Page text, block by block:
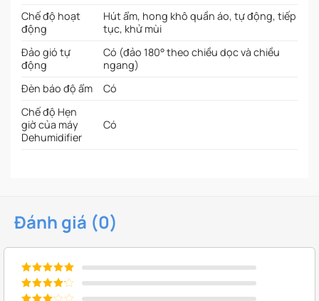
Chế độ hoạt
động
Hút ẩm, hong khô quần áo, tự động, tiếp
tục, khử mùi
Đảo gió tự
động
Có (đảo 180° theo chiều dọc và chiều
ngang)
Đèn báo độ ẩm
Có
Chế độ Hẹn
giờ của máy
Dehumidifier
Có
Đánh giá (0)
Được xếp
hạng 5 5
Được xếp